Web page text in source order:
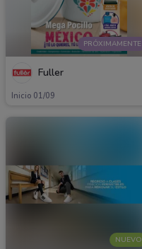
PRÓXIMAMENTE
Fuller
Inicio 01/09
NUEVO